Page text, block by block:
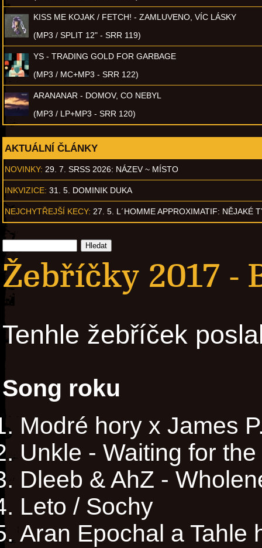
KISS ME KOJAK / FETCH! - ZAMLUVENO, VÍC LÁSKY
(MP3 / SPLIT 12" - SRR 119)
YS - TRADING GOLD FOR GARBAGE
(MP3 / MC+MP3 - SRR 122)
ARANANAR - DOMOV, CO NEBYL
(MP3 / LP+MP3 - SRR 120)
AKTUÁLNÍ ČLÁNKY
NOVINKY: 29. 7. SRSS 2026: NÁZEV ~ MÍSTO
INKVIZICE: 31. 5. DOMINIK DUKA
NEJCHYTŘEJŠÍ KECY: 27. 5. L´HOMME APPROXIMATIF: NĚJAKÉ
Žebříčky 2017 -
Tenhle žebříček
Song roku
Modré hory x James
Unkle - Waiting for
Dleeb & AhZ -
Leto / Sochy
Aran Epochal a Tahle